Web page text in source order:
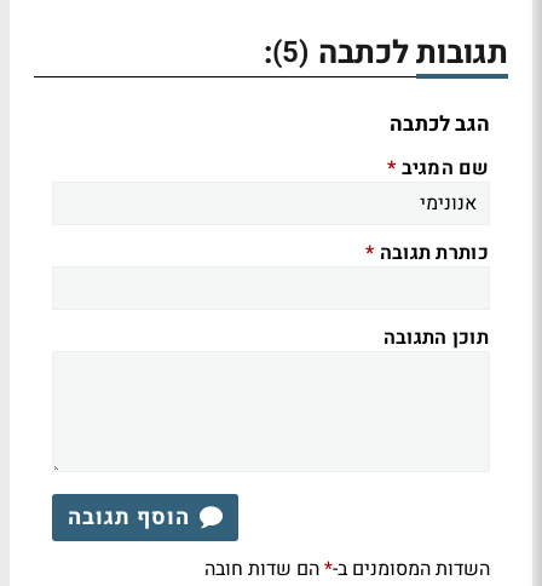
תגובות לכתבה (5)
:
הגב לכתבה
שם המגיב *
כותרת תגובה *
תוכן התגובה
הוסף תגובה
השדות המסומנים ב-*הם שדות חובה